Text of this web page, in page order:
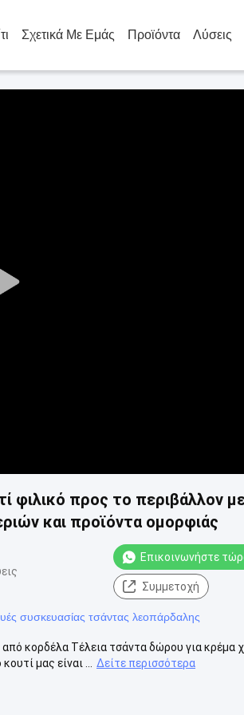
Σχετικά Με Εμάς Προϊόντα Λύσεις
Play
φιλικό προς το περιβάλλον
και προϊόντα ομορφιάς
Επικοινωνήστε
Συμμετοχή
συσκευασίας τσάντας λεοπάρδαλης
κορδέλα Τέλεια τσάντα δώρου για κρέμα
μας είναι ...
Δείτε περισσότερα